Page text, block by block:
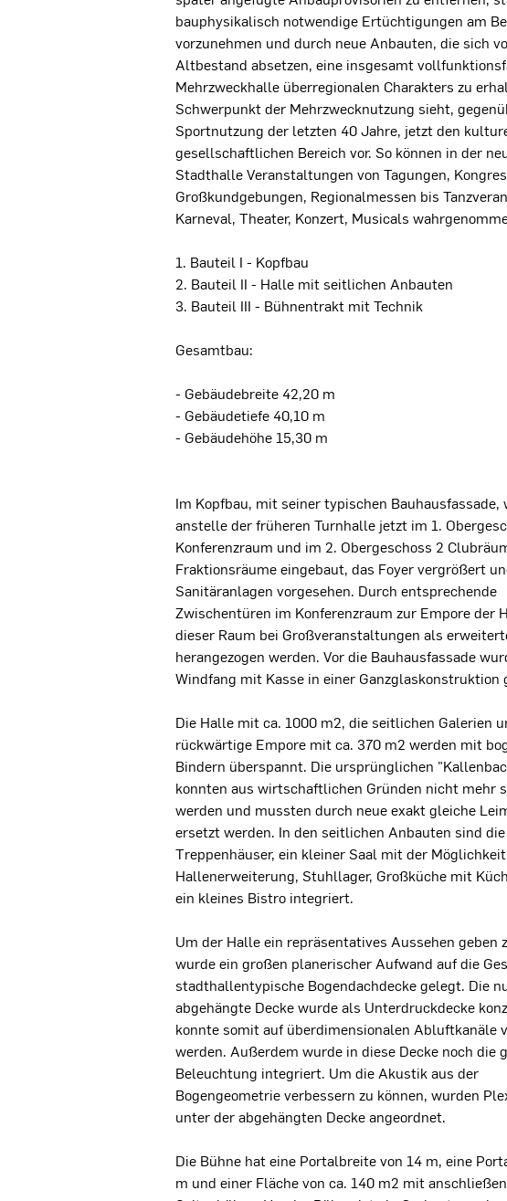
bauphysikalisch notwendige Ertüchtigungen am
vorzunehmen und durch neue Anbauten, die sich
Altbestand absetzen, eine insgesamt
Mehrzweckhalle überregionalen Charakters zu
Schwerpunkt der Mehrzwecknutzung sieht,
Sportnutzung der letzten 40 Jahre, jetzt den
gesellschaftlichen Bereich vor. So können in der
Stadthalle Veranstaltungen von Tagungen,
Großkundgebungen, Regionalmessen bis
Karneval, Theater, Konzert, Musicals
1. Bauteil I - Kopfbau
2. Bauteil II - Halle mit seitlichen Anbauten
3. Bauteil III - Bühnentrakt mit Technik
Gesamtbau:
- Gebäudebreite 42,20 m
- Gebäudetiefe 40,10 m
- Gebäudehöhe 15,30 m
Im Kopfbau, mit seiner typischen Bauhausfassade,
anstelle der früheren Turnhalle jetzt im 1.
Konferenzraum und im 2. Obergeschoss 2
Fraktionsräume eingebaut, das Foyer vergrößert
Sanitäranlagen vorgesehen. Durch entsprechende
Zwischentüren im Konferenzraum zur Empore der
dieser Raum bei Großveranstaltungen als
herangezogen werden. Vor die Bauhausfassade
Windfang mit Kasse in einer Ganzglaskonstruktion
Die Halle mit ca. 1000 m2, die seitlichen Galerien
rückwärtige Empore mit ca. 370 m2 werden mit
Bindern überspannt. Die ursprünglichen
konnten aus wirtschaftlichen Gründen nicht mehr
werden und mussten durch neue exakt gleiche
ersetzt werden. In den seitlichen Anbauten sind
Treppenhäuser, ein kleiner Saal mit der
Hallenerweiterung, Stuhllager, Großküche mit
ein kleines Bistro integriert.
Um der Halle ein repräsentatives Aussehen geben
wurde ein großen planerischer Aufwand auf die
stadthallentypische Bogendachdecke gelegt. Die
abgehängte Decke wurde als Unterdruckdecke
konnte somit auf überdimensionalen Abluftkanäle
werden. Außerdem wurde in diese Decke noch die
Beleuchtung integriert. Um die Akustik aus der
Bogengeometrie verbessern zu können, wurden
unter der abgehängten Decke angeordnet.
Die Bühne hat eine Portalbreite von 14 m, eine
m und einer Fläche von ca. 140 m2 mit